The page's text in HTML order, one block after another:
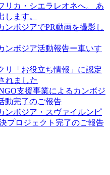
リカ・シエラレオネへ。 あ
ます。
ンボジアでPR動画を撮影し
ンボジア活動報告ー車いす
リ「お役立ち情報」に認定
れました
支援事業によるカンボジ
動完了のご報告
ンボジア・スヴァイルンピ
プロジェクト完了のご報告